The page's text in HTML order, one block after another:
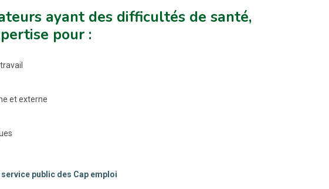
ayant des difficultés de santé,
pour :
et externe
public des Cap emploi